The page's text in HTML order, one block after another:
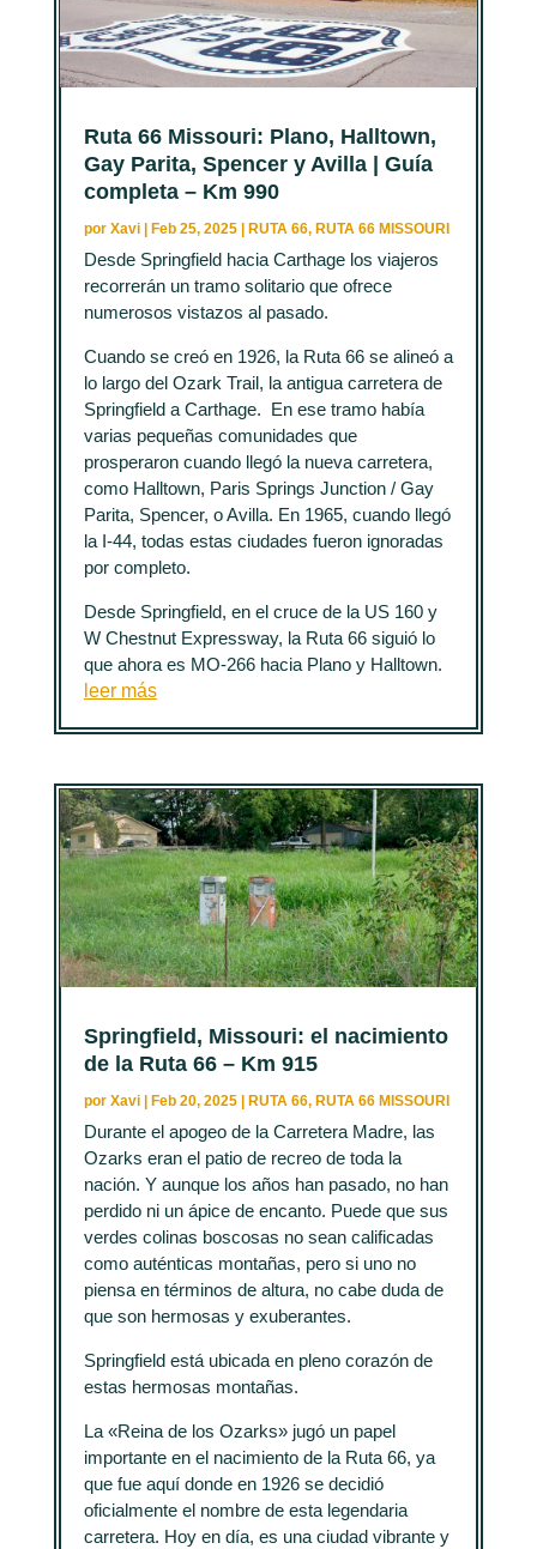
Ruta 66 Missouri: Plano, Halltown,
Gay Parita, Spencer y Avilla | Guía
completa – Km 990
por Xavi| Feb 25, 2025| RUTA 66, RUTA 66 MISSOURI
Desde Springfield hacia Carthage los viajeros
recorrerán un tramo solitario que ofrece
numerosos vistazos al pasado.
Cuando se creó en 1926, la Ruta 66 se alineó a
lo largo del Ozark Trail, la antigua carretera de
Springfield a Carthage. En ese tramo había
varias pequeñas comunidades que
prosperaron cuando llegó la nueva carretera,
como Halltown, Paris Springs Junction / Gay
Parita, Spencer, o Avilla. En 1965, cuando llegó
la I-44, todas estas ciudades fueron ignoradas
por completo.
Desde Springfield, en el cruce de la US 160 y
W Chestnut Expressway, la Ruta 66 siguió lo
que ahora es MO-266 hacia Plano y Halltown.
leer más
Springfield, Missouri: el nacimiento
de la Ruta 66 – Km 915
por Xavi| Feb 20, 2025| RUTA 66, RUTA 66 MISSOURI
Durante el apogeo de la Carretera Madre, las
Ozarks eran el patio de recreo de toda la
nación. Y aunque los años han pasado, no han
perdido ni un ápice de encanto. Puede que sus
verdes colinas boscosas no sean calificadas
como auténticas montañas, pero si uno no
piensa en términos de altura, no cabe duda de
que son hermosas y exuberantes.
Springfield está ubicada en pleno corazón de
estas hermosas montañas.
La «Reina de los Ozarks» jugó un papel
importante en el nacimiento de la Ruta 66, ya
que fue aquí donde en 1926 se decidió
oficialmente el nombre de esta legendaria
carretera. Hoy en día, es una ciudad vibrante y